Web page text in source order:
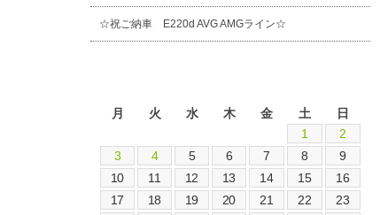
☆祝ご納車 E220d AVG AMGライン☆
月
火 水 木 金 土
日
1
2
3
4 5 6 7 8
9
10
11 12 13 14 15
16
17
18 19 20 21 22
23